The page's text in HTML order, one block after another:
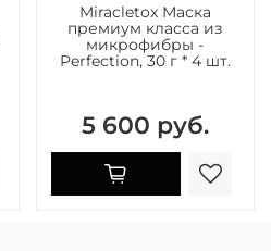
Miracletox Маска
премиум класса из
микрофибры -
Perfection, 30 г * 4 шт.
5 600 руб.